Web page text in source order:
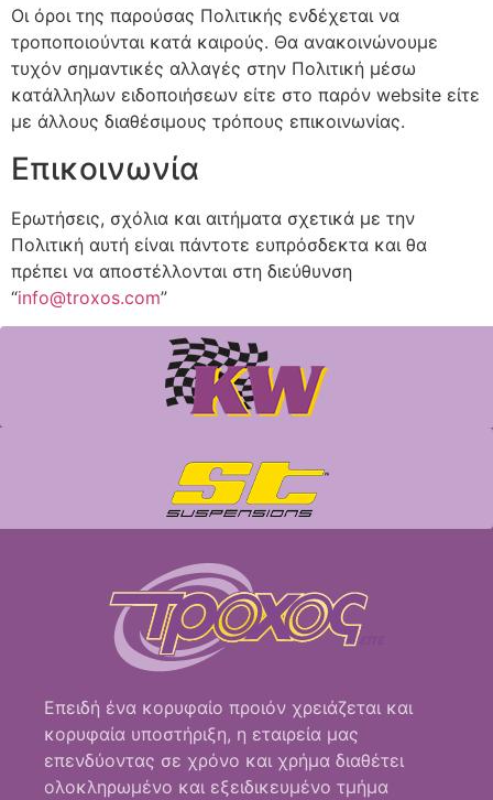
Οι όροι της παρούσας Πολιτικής ενδέχεται να
τροποποιούνται κατά καιρούς. Θα ανακοινώνουμε
τυχόν σημαντικές αλλαγές στην Πολιτική μέσω
κατάλληλων ειδοποιήσεων είτε στο παρόν website είτε
με άλλους διαθέσιμους τρόπους επικοινωνίας.
Επικοινωνία
Ερωτήσεις, σχόλια και αιτήματα σχετικά με την
Πολιτική αυτή είναι πάντοτε ευπρόσδεκτα και θα
πρέπει να αποστέλλονται στη διεύθυνση
“info@troxos.com”
Επειδή ένα κορυφαίο προιόν χρειάζεται και
κορυφαία υποστήριξη, η εταιρεία μας
επενδύοντας σε χρόνο και χρήμα διαθέτει
ολοκληρωμένο και εξειδικευμένο τμήμα